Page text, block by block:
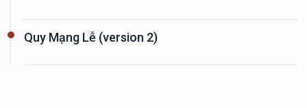
Quy Mạng Lễ (version 2)